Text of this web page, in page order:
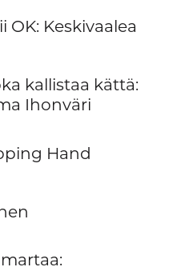
OK: Keskivaalea
kallistaa kättä:
Ihonväri
Hand